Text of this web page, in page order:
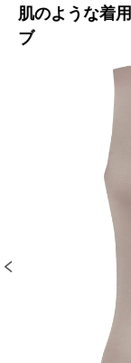
肌のような着
ブ